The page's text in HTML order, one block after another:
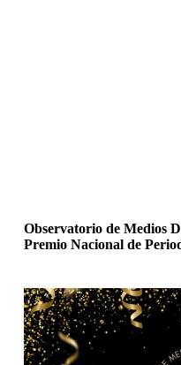
Observatorio de Medios
Premio Nacional de